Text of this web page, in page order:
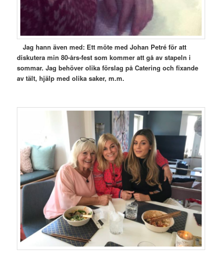
Jag hann även med: Ett möte med Johan Petré för att
diskutera min 80-års-fest som kommer att gå av stapeln i
sommar. Jagbehöver olika förslag på Catering och fixande
av tält, hjälp med olika saker, m.m.